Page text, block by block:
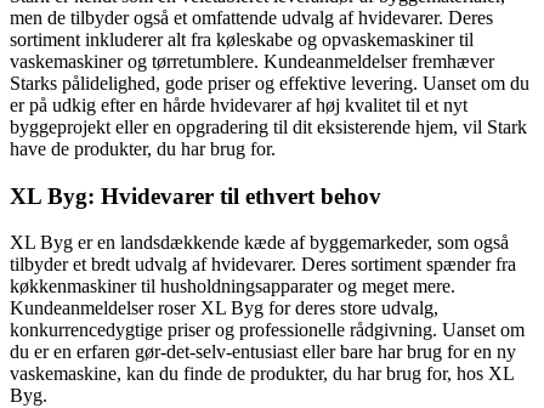
men de tilbyder også et omfattende udvalg af hvidevarer. Deres
sortiment inkluderer alt fra køleskabe og opvaskemaskiner til
vaskemaskiner og tørretumblere. Kundeanmeldelser fremhæver
Starks pålidelighed, gode priser og effektive levering. Uanset om du
er på udkig efter en hårde hvidevarer af høj kvalitet til et nyt
byggeprojekt eller en opgradering til dit eksisterende hjem, vil Stark
have de produkter, du har brug for.
XL Byg: Hvidevarer til ethvert behov
XL Byg er en landsdækkende kæde af byggemarkeder, som også
tilbyder et bredt udvalg af hvidevarer. Deres sortiment spænder fra
køkkenmaskiner til husholdningsapparater og meget mere.
Kundeanmeldelser roser XL Byg for deres store udvalg,
konkurrencedygtige priser og professionelle rådgivning. Uanset om
du er en erfaren gør-det-selv-entusiast eller bare har brug for en ny
vaskemaskine, kan du finde de produkter, du har brug for, hos XL
Byg.